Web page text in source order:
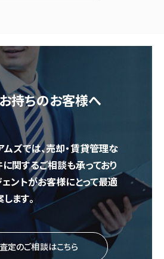
持ちのお客様へ
ムズでは、売却・賃貸管理な
関するご相談も承っており
ェントがお客様にとって最適
ます。
定のご相談はこちら